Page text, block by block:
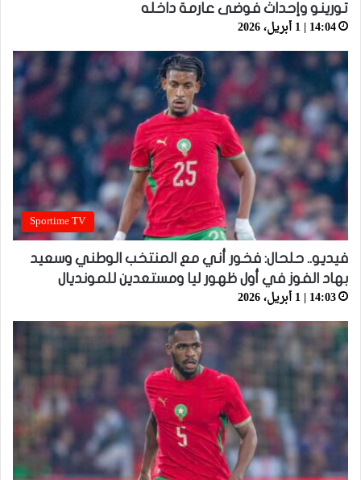
تورينو وإحداث فوضى عارمة داخله
14:04 | 1 أبريل، 2026
Sportime TV
فيديو.. حلحال: فخور أني مع المنتخب الوطني وسعيد
بهاد الفوز في أول ظهور ليا ومستعدين للمونديال
14:03 | 1 أبريل، 2026